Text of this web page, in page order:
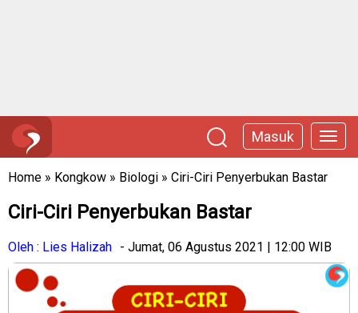
Masuk
Home » Kongkow » Biologi » Ciri-Ciri Penyerbukan Bastar
Ciri-Ciri Penyerbukan Bastar
Oleh : Lies Halizah - Jumat, 06 Agustus 2021 | 12:00 WIB